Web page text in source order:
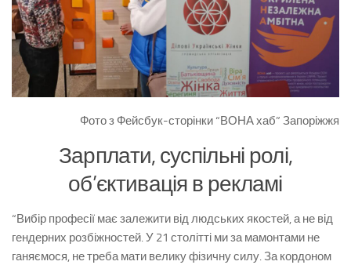
Фото з Фейсбук-сторінки “ВОНА хаб” Запоріжжя
Зарплати, суспільні ролі,
об’єктивація в рекламі
“Вибір професії має залежити від людських якостей, а не від
гендерних розбіжностей. У 21 столітті ми за мамонтами не
ганяємося, не треба мати велику фізичну силу. За кордоном